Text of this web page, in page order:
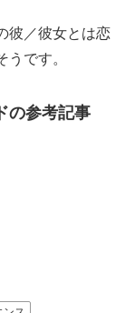
彼／彼女とは恋
です。
の参考記事